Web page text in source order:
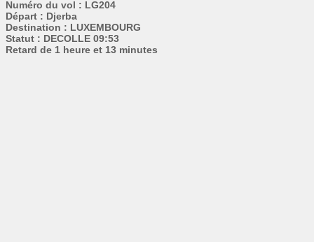
Numéro du vol : LG204
Départ : Djerba
Destination : LUXEMBOURG
Statut : DECOLLE 09:53
Retard de 1 heure et 13 minutes